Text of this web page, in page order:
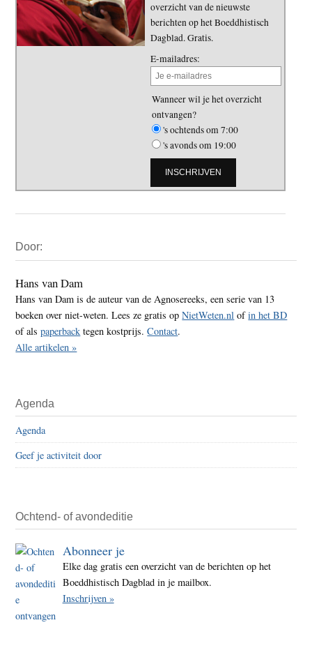
overzicht van de nieuwste
berichten op het Boeddhistisch
Dagblad. Gratis.
E-mailadres:
Wanneer wil je het overzicht
ontvangen?
's ochtends om 7:00
's avonds om 19:00
Sidebar
Door:
Hans van Dam
Hans van Dam is de auteur van de Agnosereeks, een serie van 13
boeken over niet-weten. Lees ze gratis opNietWeten.nl ofin het BD
of alspaperback tegen kostprijs.Contact.
Alle artikelen »
Agenda
Agenda
Geef je activiteit door
Ochtend- of avondeditie
Abonneer je
Elke dag gratis een overzicht van de berichten op het
Boeddhistisch Dagblad in je mailbox.
Inschrijven »